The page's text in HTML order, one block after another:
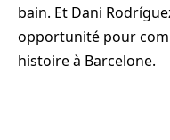
bain. Et Dani
opportunité pour
histoire à Barcelone.